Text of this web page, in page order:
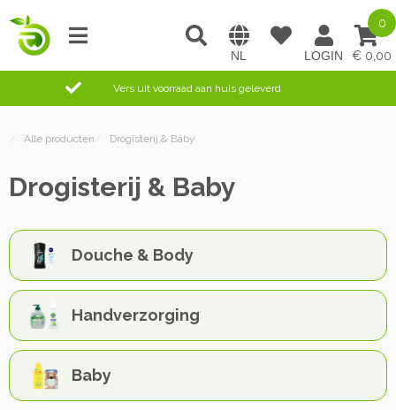
0,00
0
Vers uit voorraad aan huis geleverd
/ Alle producten / Drogisterij & Baby
Drogisterij & Baby
Douche & Body
Handverzorging
Baby